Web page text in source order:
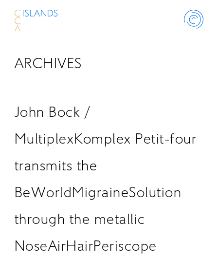
ABOUT
LIBRARY
SCHOLARSHIP
コンサート
ARCHIVES
John Bock /
MultiplexKomplex Petit-four
transmits the
BeWorldMigraineSolution
through the metallic
NoseAirHairPeriscope